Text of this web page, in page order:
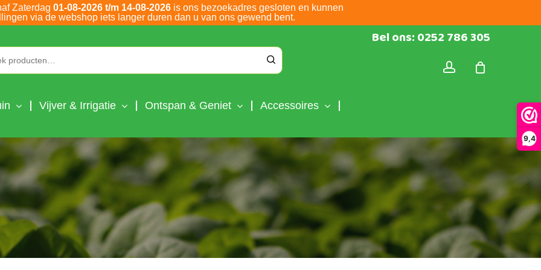
9,4
Zaterdag 01-08-2026 t/m 14-08-2026is ons bezoekadres gesloten en kunnen
via de webshop iets langer duren dan u van ons gewend bent.
Bel ons: 0252 786 305
Vijver & Irrigatie Ontspan & Geniet Accessoires